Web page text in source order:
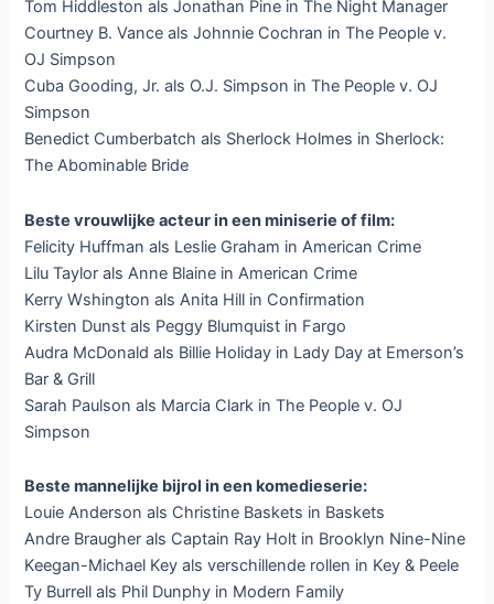
Tom Hiddleston als Jonathan Pine in The Night Manager
Courtney B. Vance als Johnnie Cochran in The People v.
OJ Simpson
Cuba Gooding, Jr. als O.J. Simpson in The People v. OJ
Simpson
Benedict Cumberbatch als Sherlock Holmes in Sherlock:
The Abominable Bride
Beste vrouwlijke acteur in een miniserie of film:
Felicity Huffman als Leslie Graham in American Crime
Lilu Taylor als Anne Blaine in American Crime
Kerry Wshington als Anita Hill in Confirmation
Kirsten Dunst als Peggy Blumquist in Fargo
Audra McDonald als Billie Holiday in Lady Day at Emerson’s
Bar & Grill
Sarah Paulson als Marcia Clark in The People v. OJ
Simpson
Beste mannelijke bijrol in een komedieserie:
Louie Anderson als Christine Baskets in Baskets
Andre Braugher als Captain Ray Holt in Brooklyn Nine-Nine
Keegan-Michael Key als verschillende rollen in Key & Peele
Ty Burrell als Phil Dunphy in Modern Family